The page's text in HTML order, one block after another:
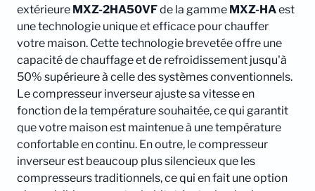
extérieure MXZ-2HA50VFde la gamme MXZ-HAest
une technologie unique et efficace pour chauffer
votre maison. Cette technologie brevetée offre une
capacité de chauffage et de refroidissement jusqu'à
50% supérieure à celle des systèmes conventionnels.
Le compresseur inverseur ajuste sa vitesse en
fonction de la température souhaitée, ce qui garantit
que votre maison est maintenue à une température
confortable en continu. En outre, le compresseur
inverseur est beaucoup plus silencieux que les
compresseurs traditionnels, ce qui en fait une option